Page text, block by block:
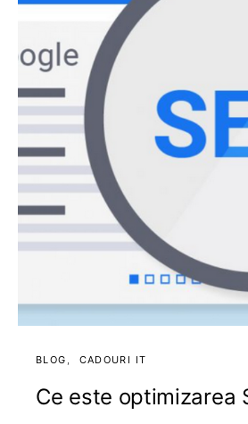
BLOG CADOURI IT
Ce este optimizarea